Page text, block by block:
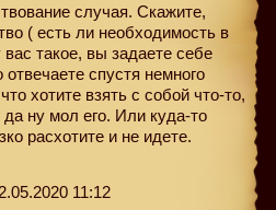
случая. Скажите,
( есть ли необходимость в
такое, вы задаете себе
спустя немного
хотите взять с собой что-то,
ну мол его. Или куда-то
расхотите и не идете.
11:12